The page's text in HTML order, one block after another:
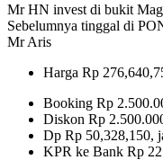
Mr HN invest di bukit
Sebelumnya tinggal di
Mr Aris
Harga Rp
Booking Rp
Diskon Rp
Dp Rp 50,328,150,
KPR ke Bank Rp